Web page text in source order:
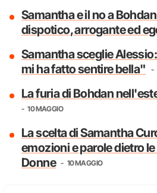
Samantha e il no a
dispotico, arrogante ed
Samantha sceglie
mi ha fatto sentire bella"
La furia di Bohdan
10 MAGGIO
La scelta di Samantha
emozioni e parole dietro
Donne
10 MAGGIO